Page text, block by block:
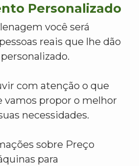
Personalizado
você será
reais que lhe dão
com atenção o que
vamos propor o melhor
necessidades.
sobre Preço
para